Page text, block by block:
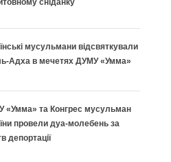
сніданку
мусульмани відсвяткували
Адха в мечетях ДУМУ «Умма»
«Умма» та Конгрес мусульман
провели дуа-молебень за
депортації